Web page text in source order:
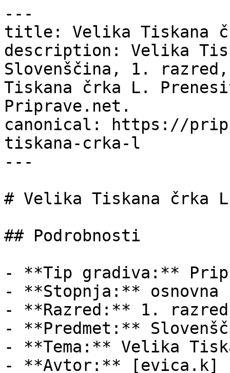
---
title: Velika Tiskana
description: Velika
Slovenščina, 1.
Tiskana črka L.
Priprave.net.
canonical: https://
tiskana-crka-l
---
# Velika Tiskana črka L
## Podrobnosti
- **Tip gradiva:**
- **Stopnja:** osnovna
- **Razred:** 1. razred
- **Predmet:**
- **Tema:** Velika
- **Avtor:** [evica.k]